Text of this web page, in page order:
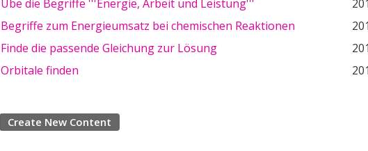
Übe die Begriffe '''Energie, Arbeit und Leistung'''
Begriffe zum Energieumsatz bei chemischen Reaktionen
Finde die passende Gleichung zur Lösung
Orbitale finden
Create New Content